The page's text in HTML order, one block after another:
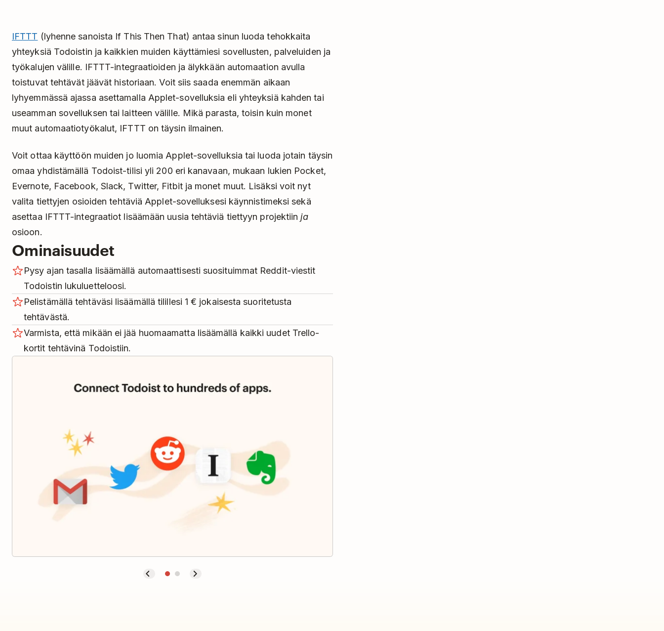
IFTTT (lyhenne sanoista If This Then That) antaa sinun luoda tehokkaita
yhteyksiä Todoistin ja kaikkien muiden käyttämiesi sovellusten, palveluiden ja
työkalujen välille. IFTTT-integraatioiden ja älykkään automaation avulla
toistuvat tehtävät jäävät historiaan. Voit siis saada enemmän aikaan
lyhyemmässä ajassa asettamalla Applet-sovelluksia eli yhteyksiä kahden tai
useamman sovelluksen tai laitteen välille. Mikä parasta, toisin kuin monet
muut automaatiotyökalut, IFTTT on täysin ilmainen.
Voit ottaa käyttöön muiden jo luomia Applet-sovelluksia tai luoda jotain täysin
omaa yhdistämällä Todoist-tilisi yli 200 eri kanavaan, mukaan lukien Pocket,
Evernote, Facebook, Slack, Twitter, Fitbit ja monet muut. Lisäksi voit nyt
valita tiettyjen osioiden tehtäviä Applet-sovelluksesi käynnistimeksi sekä
asettaa IFTTT-integraatiot lisäämään uusia tehtäviä tiettyyn projektiinja
osioon.
Ominaisuudet
Pysy ajan tasalla lisäämällä automaattisesti suosituimmat Reddit-viestit
Todoistin lukuluetteloosi.
Pelistämällä tehtäväsi lisäämällä tilillesi 1 € jokaisesta suoritetusta
tehtävästä.
Varmista, että mikään ei jää huomaamatta lisäämällä kaikki uudet Trello-
kortit tehtävinä Todoistiin.